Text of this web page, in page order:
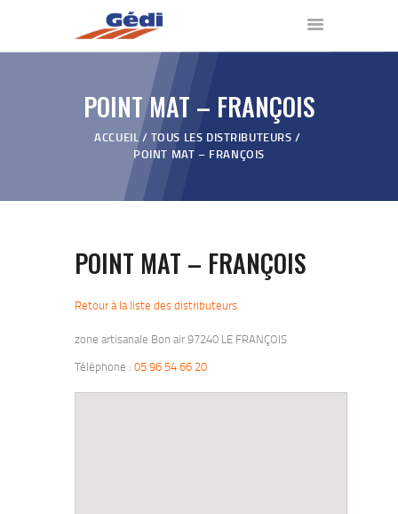
POINT MAT – FRANÇOIS
ACCUEIL
TOUS LES DISTRIBUTEURS
POINT MAT – FRANÇOIS
ACCUEIL
NOS PRODUITS
QUI SOMMES NOUS ?
VIDÉOS
CONTACT
POINT MAT – FRANÇOIS
Retour à la liste des distributeurs
zone artisanale Bon air 97240 LE FRANÇOIS
Téléphone : 05 96 54 66 20